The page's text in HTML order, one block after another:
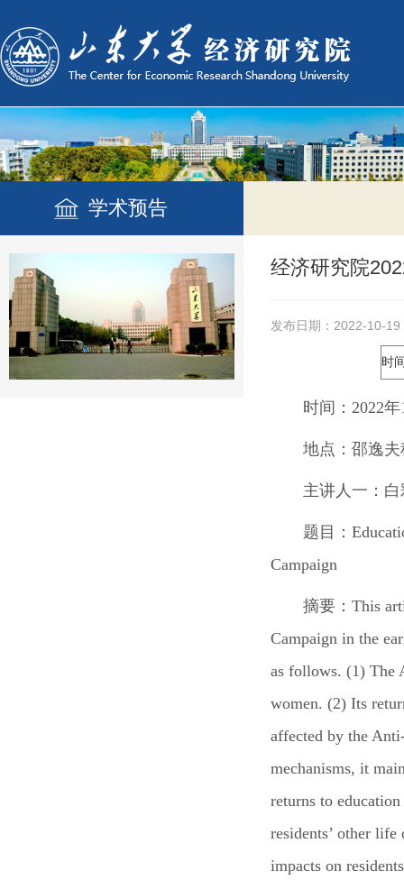
学术预告
经济研究院
发布日期：2022-10-19
时
时间： 2022年
地点： 邵逸
主讲人一：
题目：
Campaign
摘要： This
Campaign in the
as follows. (1) The
women. (2) Its
affected by the
mechanisms, it
returns to
residents’ other
impacts on